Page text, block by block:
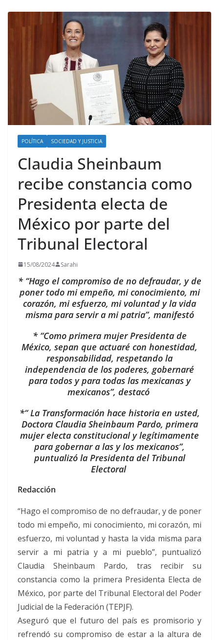
POLÍTICA SOCIEDAD Y JUSTICIA
Claudia Sheinbaum
recibe constancia como
Presidenta electa de
México por parte del
Tribunal Electoral
15/08/2024 Sarahi
* “Hago el compromiso de no defraudar, y de
poner todo mi empeño, mi conocimiento, mi
corazón, mi esfuerzo, mi voluntad y la vida
misma para servir a mi patria”, manifestó
* “Como primera mujer Presidenta de
México, sepan que actuaré con honestidad,
responsabilidad, respetando la
independencia de los poderes, gobernaré
para todos y para todas las mexicanas y
mexicanos”, destacó
*“ La Transformación hace historia en usted,
Doctora Claudia Sheinbaum Pardo, primera
mujer electa constitucional y legítimamente
para gobernar a las y los mexicanos”,
puntualizó la Presidenta del Tribunal
Electoral
Redacción
“Hago el compromiso de no defraudar, y de poner
todo mi empeño, mi conocimiento, mi corazón, mi
esfuerzo, mi voluntad y hasta la vida misma para
servir a mi patria y a mi pueblo”, puntualizó
Claudia Sheinbaum Pardo, tras recibir su
constancia como la primera Presidenta Electa de
México, por parte del Tribunal Electoral del Poder
Judicial de la Federación (TEPJF).
Aseguró que el futuro del país es promisorio y
refrendó su compromiso de estar a la altura de